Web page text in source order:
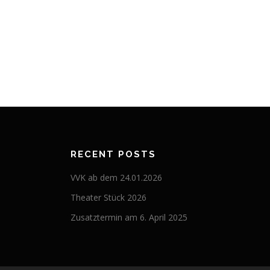
RECENT POSTS
VVK ab dem 24.01.2026
Theater Stück 2026
Zusatztermin am 6. April 2025